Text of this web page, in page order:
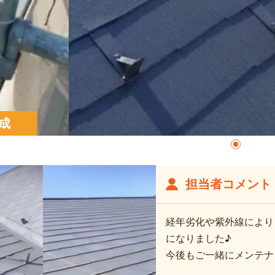
担当者コメント
経年劣化や紫外線によ
になりました♪
今後もご一緒にメンテ